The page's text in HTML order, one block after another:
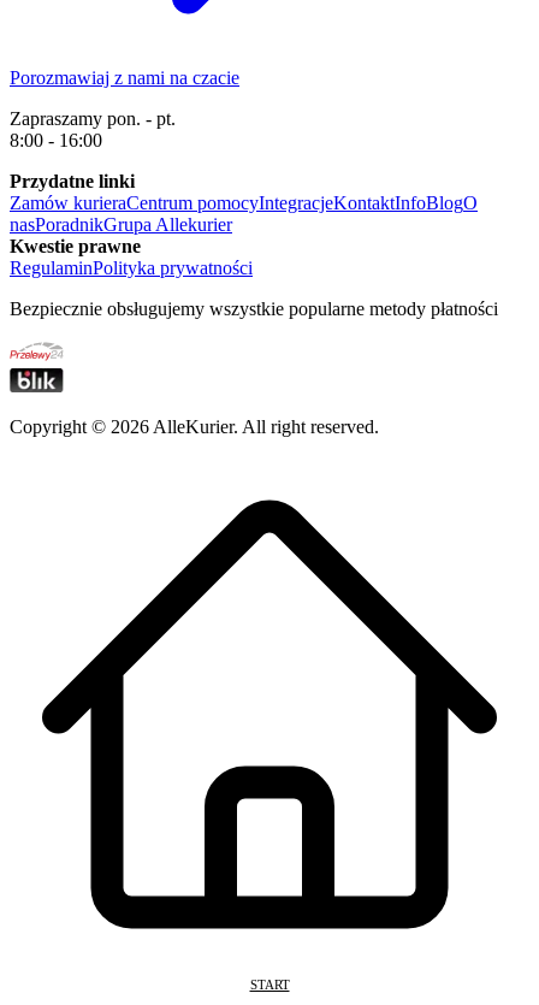
Porozmawiaj z nami na czacie
Zapraszamy pon. - pt.
8:00 - 16:00
Przydatne linki
Zamów kurieraCentrum pomocyIntegracjeKontaktInfoBlogO
nasPoradnikGrupa Allekurier
Kwestie prawne
RegulaminPolityka prywatności
Bezpiecznie obsługujemy wszystkie popularne metody płatności
Copyright © 2026 AlleKurier. All right reserved.
START